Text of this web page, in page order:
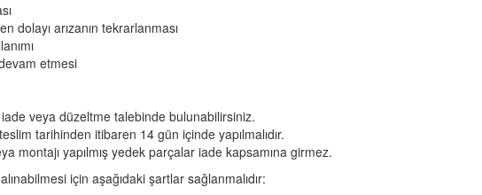
dolayı arızanın tekrarlanması
etmesi
iade veya düzeltme talebinde bulunabilirsiniz.
tarihinden itibaren 14 gün içinde yapılmalıdır.
montajı yapılmış yedek parçalar iade kapsamına girmez.
için aşağıdaki şartlar sağlanmalıdır: